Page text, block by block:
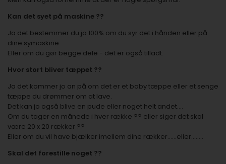
Kan det syet på maskine ??
Ja det bestemmer du jo 100% om du syr det i hånden eller på
dine symaskine.
Eller om du gør begge dele - det er også tilladt.
Hvor stort bliver tæppet ??
Ja det kommer jo an på om det er et baby tæppe eller et senge
tæppe du drømmer om at lave.
Det kan jo også blive en pude eller noget helt andet....
Om du tager en månede i hver række ?? eller siger det skal
være 20 x 20 rækker ??
Eller om du vil have bjælker imellem dine rækker......eller........
Skal det forestille noget ??